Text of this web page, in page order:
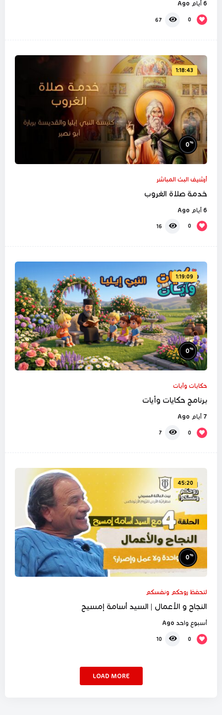
6 أيام Ago
0
67
1:18:43
0%
أرشيف البث المباشر
خدمة صلاة الغروب
6 أيام Ago
0
16
1:19:09
0%
حكايات وآيات
برنامج حكايات وآيات
7 أيام Ago
0
7
45:20
0%
لتحفظ روحكم ونفسكم
النجاح و الأعمال | السيد أسامة إمسيح
أسبوع واحد Ago
0
10
LOAD MORE